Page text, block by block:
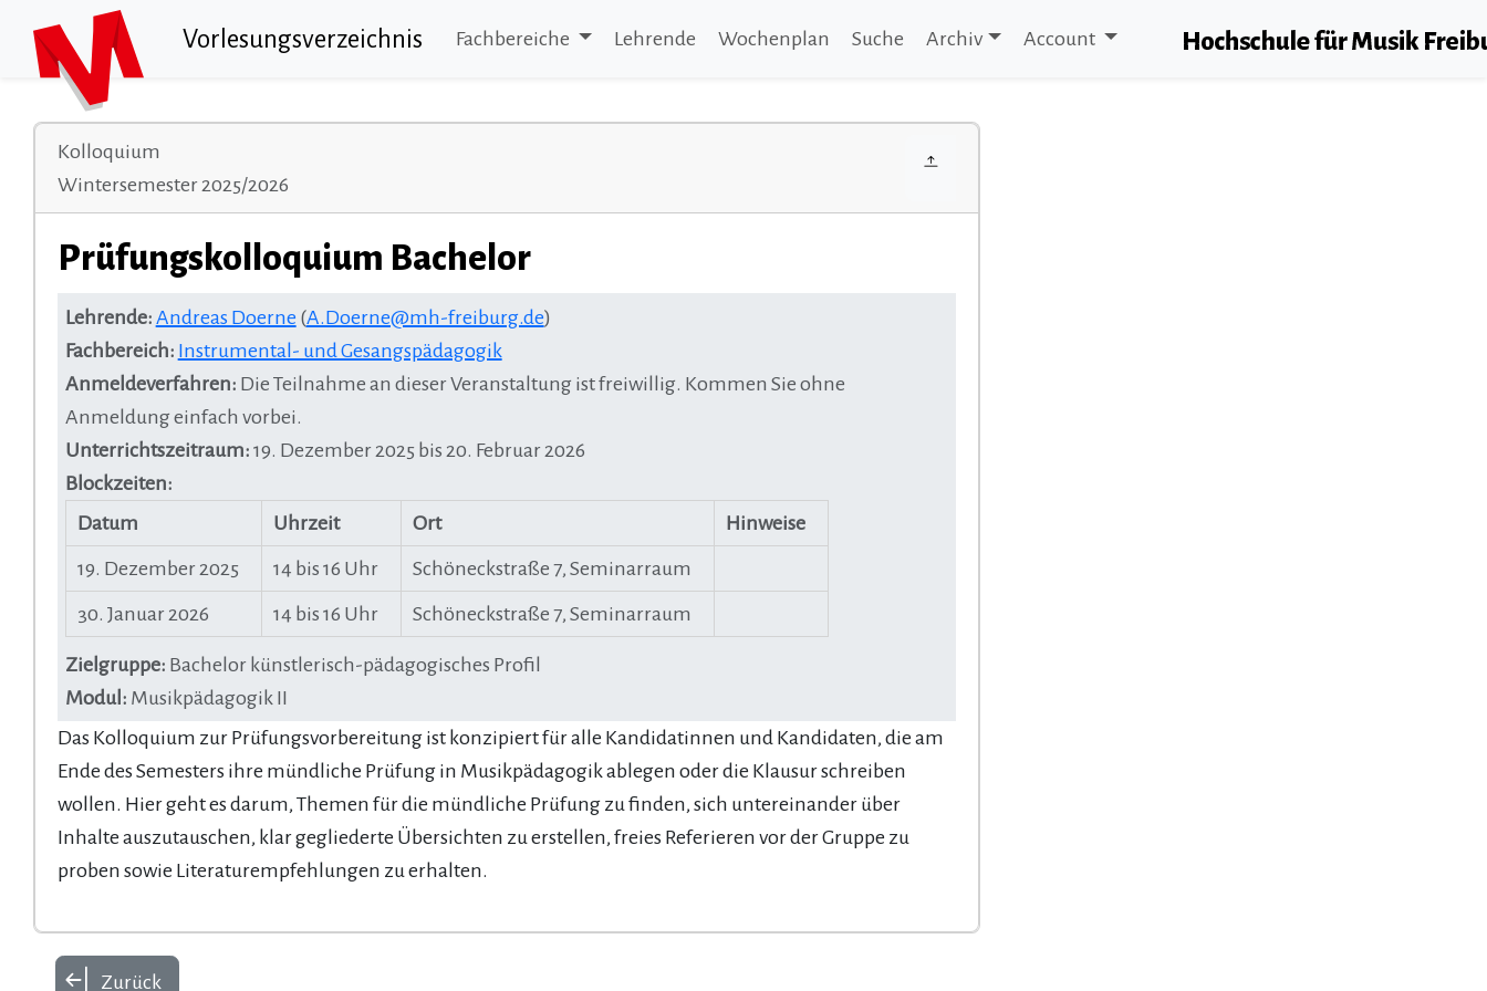
Vorlesungsverzeichnis Fachbereiche Lehrende Wochenplan Suche Archiv Account
Kolloquium
Wintersemester 2025/2026
Prüfungskolloquium Bachelor
Lehrende: Andreas Doerne (A.Doerne@mh-freiburg.de)
Fachbereich: Instrumental- und Gesangspädagogik
Anmeldeverfahren: Die Teilnahme an dieser Veranstaltung ist freiwillig. Kommen Sie ohne
Anmeldung einfach vorbei.
Unterrichtszeitraum: 19. Dezember 2025 bis 20. Februar 2026
Blockzeiten:
Datum
Uhrzeit Ort Hinweise
19. Dezember 2025 14 bis 16 Uhr Schöneckstraße 7, Seminarraum
30. Januar 2026 14 bis 16 Uhr Schöneckstraße 7, Seminarraum
Zielgruppe: Bachelor künstlerisch-pädagogisches Profil
Modul: Musikpädagogik II
Das Kolloquium zur Prüfungsvorbereitung ist konzipiert für alle Kandidatinnen und Kandidaten, die am
Ende des Semesters ihre mündliche Prüfung in Musikpädagogik ablegen oder die Klausur schreiben
wollen. Hier geht es darum, Themen für die mündliche Prüfung zu finden, sich untereinander über
Inhalte auszutauschen, klar gegliederte Übersichten zu erstellen, freies Referieren vor der Gruppe zu
proben sowie Literaturempfehlungen zu erhalten.